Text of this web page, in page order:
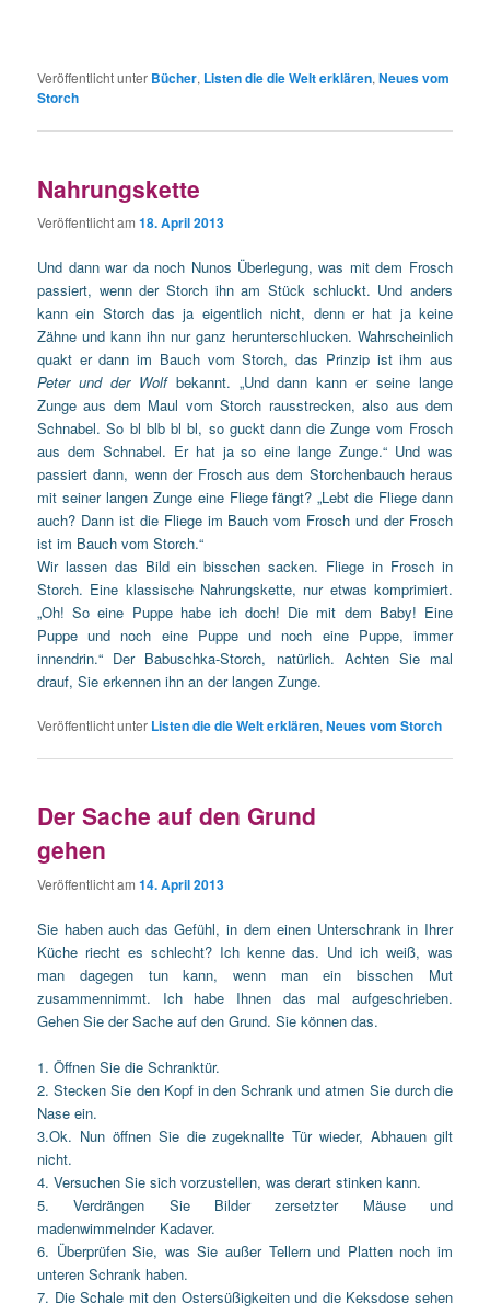
Veröffentlicht unter Bücher, Listen die die Welt erklären,Neues vom
Storch
Nahrungskette
Veröffentlicht am18. April 2013
Und dann war da noch Nunos Überlegung, was mit dem Frosch
passiert, wenn der Storch ihn am Stück schluckt. Und anders
kann ein Storch das ja eigentlich nicht, denn er hat ja keine
Zähne und kann ihn nur ganz herunterschlucken. Wahrscheinlich
quakt er dann im Bauch vom Storch, das Prinzip ist ihm aus
Peter und der Wolfbekannt. „Und dann kann er seine lange
Zunge aus dem Maul vom Storch rausstrecken, also aus dem
Schnabel. So bl blb bl bl, so guckt dann die Zunge vom Frosch
aus dem Schnabel. Er hat ja so eine lange Zunge.“ Und was
passiert dann, wenn der Frosch aus dem Storchenbauch heraus
mit seiner langen Zunge eine Fliege fängt? „Lebt die Fliege dann
auch? Dann ist die Fliege im Bauch vom Frosch und der Frosch
ist im Bauch vom Storch.“
Wir lassen das Bild ein bisschen sacken. Fliege in Frosch in
Storch. Eine klassische Nahrungskette, nur etwas komprimiert.
„Oh! So eine Puppe habe ich doch! Die mit dem Baby! Eine
Puppe und noch eine Puppe und noch eine Puppe, immer
innendrin.“ Der Babuschka-Storch, natürlich. Achten Sie mal
drauf, Sie erkennen ihn an der langen Zunge.
Veröffentlicht unter Listen die die Welt erklären,Neues vom Storch
Der Sache auf den Grund
gehen
Veröffentlicht am14. April 2013
Sie haben auch das Gefühl, in dem einen Unterschrank in Ihrer
Küche riecht es schlecht? Ich kenne das. Und ich weiß, was
man dagegen tun kann, wenn man ein bisschen Mut
zusammennimmt. Ich habe Ihnen das mal aufgeschrieben.
Gehen Sie der Sache auf den Grund. Sie können das.
1. Öffnen Sie die Schranktür.
2. Stecken Sie den Kopf in den Schrank und atmen Sie durch die
Nase ein.
3.Ok. Nun öffnen Sie die zugeknallte Tür wieder, Abhauen gilt
nicht.
4. Versuchen Sie sich vorzustellen, was derart stinken kann.
5. Verdrängen Sie Bilder zersetzter Mäuse und
madenwimmelnder Kadaver.
6. Überprüfen Sie, was Sie außer Tellern und Platten noch im
unteren Schrank haben.
7. Die Schale mit den Ostersüßigkeiten und die Keksdose sehen